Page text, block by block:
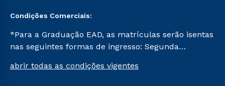
Condições Comerciais:
*Para a Graduação EAD, as matrículas serão isentas
nas seguintes formas de ingresso: Segunda
Já para as demais, a taxa de matrícula será de R$
abrir todas as condições vigentes